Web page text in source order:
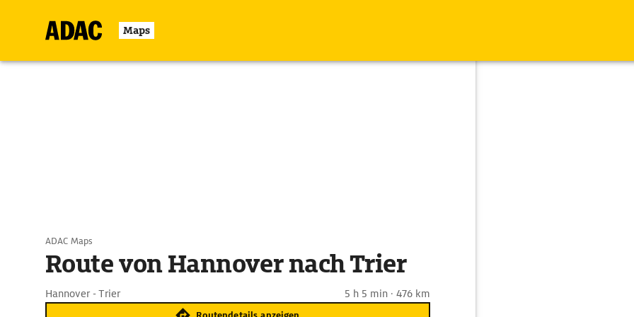
Maps
ADAC Maps
Route von Hannover nach Trier
Hannover - Trier 5 h 5 min · 476 km